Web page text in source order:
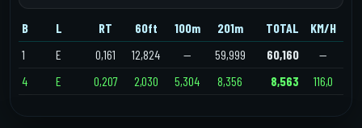
B L RT 60ft 100m 201m TOTAL
KM/H
1
E 0,161 12,824 — 59,999 60,160
—
4
E 0,207 2,030 5,304 8,356 8,563 116,0